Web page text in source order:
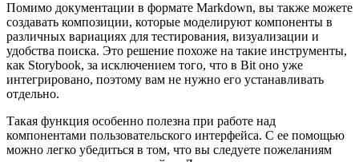
Помимо документации в формате Markdown, вы также можете
создавать композиции, которые моделируют компоненты в
различных вариациях для тестирования, визуализации и
удобства поиска. Это решение похоже на такие инструменты,
как Storybook, за исключением того, что в Bit оно уже
интегрировано, поэтому вам не нужно его устанавливать
отдельно.
Такая функция особенно полезна при работе над
компонентами пользовательского интерфейса. С ее помощью
можно легко убедиться в том, что вы следуете пожеланиям